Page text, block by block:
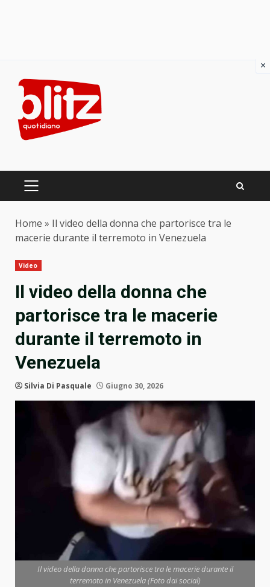
content
PRIMARY
Home » Il video della donna che partorisce tra le
macerie durante il terremoto in Venezuela
Video
Il video della donna che
partorisce tra le macerie
durante il terremoto in
Venezuela
Silvia Di Pasquale Giugno 30, 2026
Il video della donna che partorisce tra le macerie durante il
terremoto in Venezuela (Foto dai social)
×